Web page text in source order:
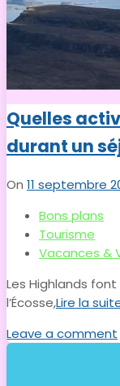
Quelles
durant un
On 11 septembre
Bons plans
Tourisme
Vacances &
Les Highlands
l’Écosse,Lire la
Leave a comment